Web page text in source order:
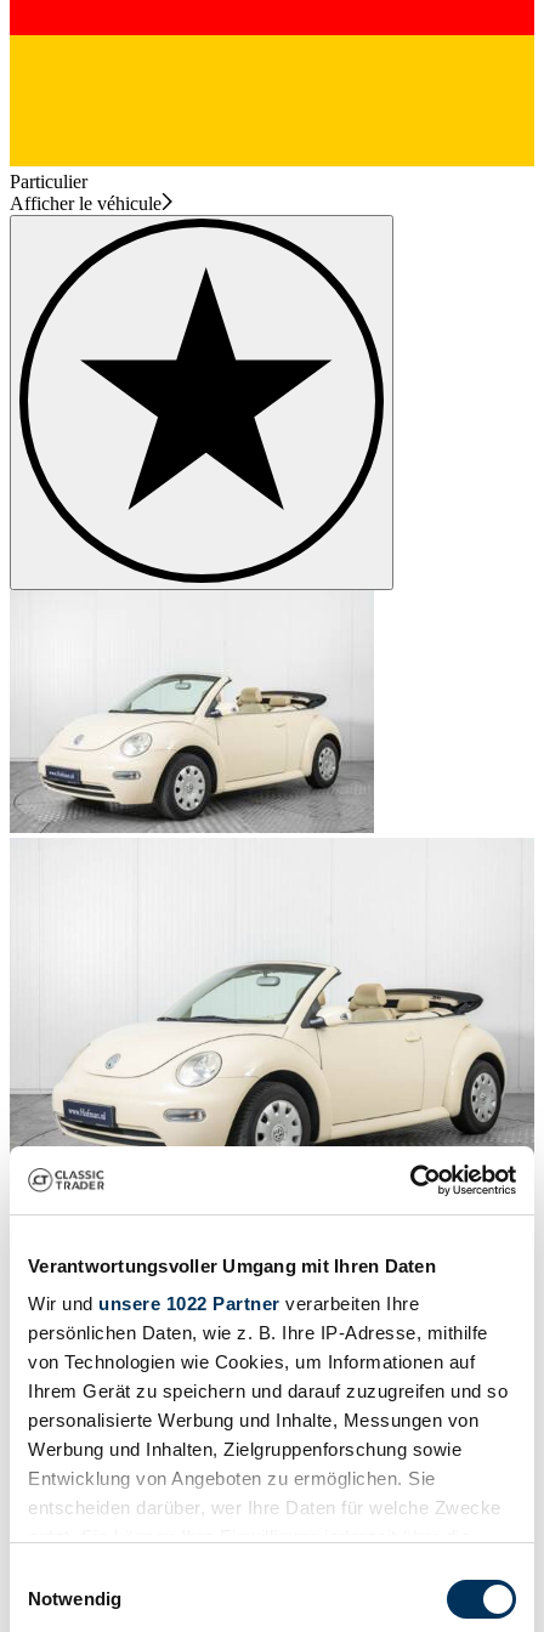
Verantwortungsvoller Umgang mit Ihren Daten
Wir und unsere 1022 Partner verarbeiten Ihre
persönlichen Daten, wie z. B. Ihre IP-Adresse, mithilfe
von Technologien wie Cookies, um Informationen auf
Ihrem Gerät zu speichern und darauf zuzugreifen und so
personalisierte Werbung und Inhalte, Messungen von
Werbung und Inhalten, Zielgruppenforschung sowie
Entwicklung von Angeboten zu ermöglichen. Sie
entscheiden darüber, wer Ihre Daten für welche Zwecke
Trigger Symbol ändern oder widerrufen
Notwendig
Particulier
Afficher le véhicule
1/50
9 900 €